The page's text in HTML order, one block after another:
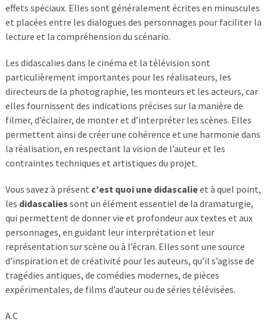
effets spéciaux. Elles sont généralement écrites en minuscules
et placées entre les dialogues des personnages pour faciliter la
lecture et la compréhension du scénario.
Les didascalies dans le cinéma et la télévision sont
particulièrement importantes pour les réalisateurs, les
directeurs de la photographie, les monteurs et les acteurs, car
elles fournissent des indications précises sur la manière de
filmer, d’éclairer, de monter et d’interpréter les scènes. Elles
permettent ainsi de créer une cohérence et une harmonie dans
la réalisation, en respectant la vision de l’auteur et les
contraintes techniques et artistiques du projet.
Vous savez à présent c’est quoi une didascalieet à quel point,
les didascalies sont un élément essentiel de la dramaturgie,
qui permettent de donner vie et profondeur aux textes et aux
personnages, en guidant leur interprétation et leur
représentation sur scène ou à l’écran. Elles sont une source
d’inspiration et de créativité pour les auteurs, qu’il s’agisse de
tragédies antiques, de comédies modernes, de pièces
expérimentales, de films d’auteur ou de séries télévisées.
A.C